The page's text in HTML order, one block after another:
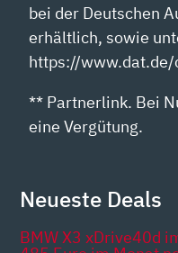
bei der Deutschen
erhältlich, sowie
https://
** Partnerlink. Bei
eine Vergütung.
Neueste Deals
BMW X3 xDrive40d